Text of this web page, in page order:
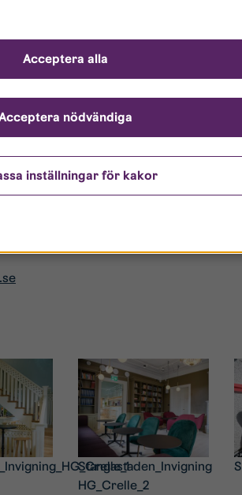
Stangastaden_Invigning
HG_Crelle_2
inställningar för kakor
nödvändiga
Acceptera alla